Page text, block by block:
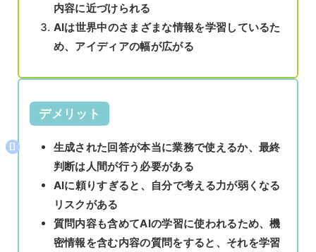
内容に近づけられる
AIは世界中のさまざまな情報を学習しているた
め、アイディアの幅が広がる
デメリット
生成された回答が本当に業務で使えるか、最終
判断は人間が行う必要がある
AIに頼りすぎると、自分で考える力が弱くなる
リスクがある
質問内容も含めてAIの学習に使われるため、機
密情報を含む内容の質問をすると、それを学習